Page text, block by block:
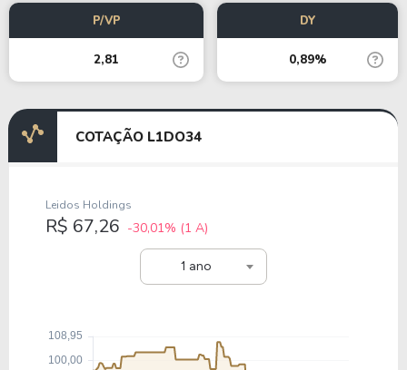
P/VP
2,81
DY
0,89%
COTAÇÃO L1DO34
1 ano
Leidos Holdings
R$ 67,26 -30,01% (1 A)